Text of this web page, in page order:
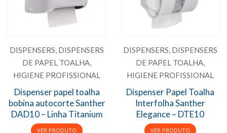
DISPENSERS, DISPENSERS
DE PAPEL TOALHA,
HIGIENE PROFISSIONAL
Dispenser papel toalha
bobina autocorte Santher
DAD10 – Linha Titanium
DISPENSERS, DISPENSERS
DE PAPEL TOALHA,
HIGIENE PROFISSIONAL
Dispenser Papel Toalha
Interfolha Santher
Elegance – DTE10